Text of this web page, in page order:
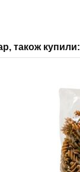
також купили: